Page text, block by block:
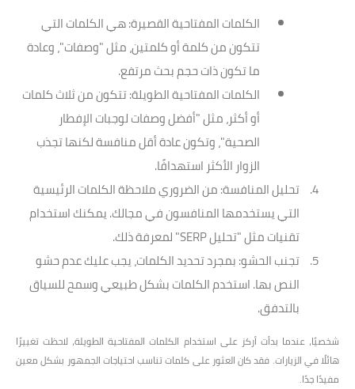
الكلمات المفتاحية القصيرة: هي الكلمات التي
تتكون من كلمة أو كلمتين، مثل "وصفات"، وعادة
ما تكون ذات حجم بحث مرتفع.
الكلمات المفتاحية الطويلة: تتكون من ثلاث كلمات
أو أكثر، مثل "أفضل وصفات لوجبات الإفطار
الصحية"، وتكون عادة أقل منافسة لكنها تجذب
الزوار الأكثر استهدافًا.
تحليل المنافسة: من الضروري ملاحظة الكلمات الرئيسية
التي يستخدمها المنافسون في مجالك. يمكنك استخدام
تقنيات مثل "تحليل SERP" لمعرفة ذلك.
تجنب الحشو: بمجرد تحديد الكلمات، يجب عليك عدم حشو
النص بها. استخدم الكلمات بشكل طبيعي وسمح للسياق
بالتدفق.
شخصيًا، عندما بدأت أركز على استخدام الكلمات المفتاحية الطويلة، لاحظت تغييرًا
هائلًا في الزيارات. فقد كان العثور على كلمات تناسب احتياجات الجمهور بشكل معين
مفيدًا جدًا.